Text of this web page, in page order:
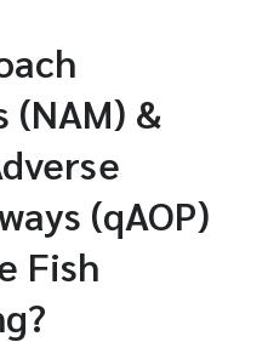
(NAM) &
(qAOP)
Fish